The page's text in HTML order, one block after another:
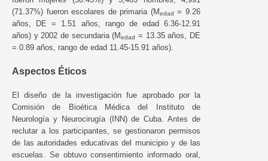
(71.37%) fueron escolares de primaria (Medad = 9.26
años, DE = 1.51 años, rango de edad 6.36-12.91
años) y 2002 de secundaria (Medad = 13.35 años, DE
= 0.89 años, rango de edad 11.45-15.91 años).
Aspectos Éticos
El diseño de la investigación fue aprobado por la
Comisión de Bioética Médica del Instituto de
Neurología y Neurocirugía (INN) de Cuba. Antes de
reclutar a los participantes, se gestionaron permisos
de las autoridades educativas del municipio y de las
escuelas. Se obtuvo consentimiento informado oral,